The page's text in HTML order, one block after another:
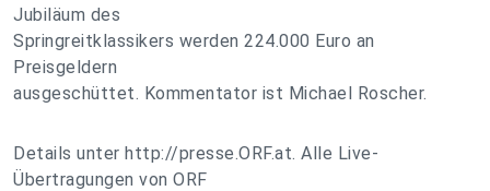
Jubiläum des
Springreitklassikers werden 224.000 Euro an
Preisgeldern
ausgeschüttet. Kommentator ist Michael Roscher.
Details unter http://presse.ORF.at. Alle Live-
Übertragungen von ORF